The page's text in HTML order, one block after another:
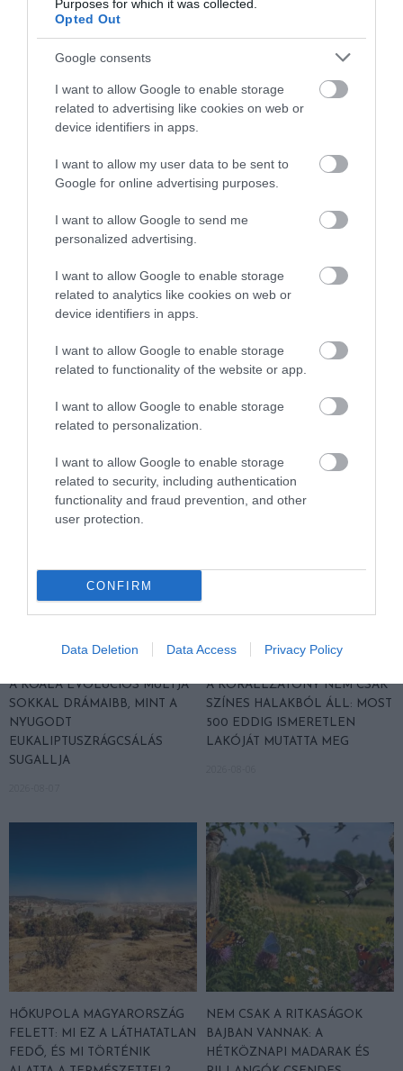
Purposes for which it was collected.
Opted Out
Google consents
I want to allow Google to enable storage
related to advertising like cookies on web or
device identifiers in apps.
I want to allow my user data to be sent to
Google for online advertising purposes.
I want to allow Google to send me
personalized advertising.
I want to allow Google to enable storage
related to analytics like cookies on web or
device identifiers in apps.
I want to allow Google to enable storage
related to functionality of the website or app.
I want to allow Google to enable storage
related to personalization.
I want to allow Google to enable storage
related to security, including authentication
functionality and fraud prevention, and other
user protection.
CONFIRM
Data Deletion Data Access Privacy Policy
ELŐZŐ CIKK
TERMÉSZETET
MÁJUSBAN JÖTT A JÚLIUS: MIT KEZD A TERMÉSZET A TÚL
KORÁN ÉRKEZŐ HŐSÉGGEL?
A KOALA EVOLÚCIÓS MÚLTJA
SOKKAL DRÁMAIBB, MINT A
NYUGODT
EUKALIPTUSZRÁGCSÁLÁS
SUGALLJA
A KORALLZÁTONY NEM CSAK
SZÍNES HALAKBÓL ÁLL: MOST
500 EDDIG ISMERETLEN
LAKÓJÁT MUTATTA MEG
HŐKUPOLA MAGYARORSZÁG
FELETT: MI EZ A LÁTHATATLAN
FEDŐ, ÉS MI TÖRTÉNIK
NEM CSAK A RITKASÁGOK
BAJBAN VANNAK: A
HÉTKÖZNAPI MADARAK ÉS